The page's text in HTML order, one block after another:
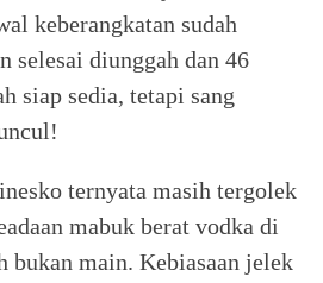
keberangkatan sudah
selesai diunggah dan 46
siap sedia, tetapi sang
ternyata masih tergolek
mabuk berat vodka di
bukan main. Kebiasaan jelek